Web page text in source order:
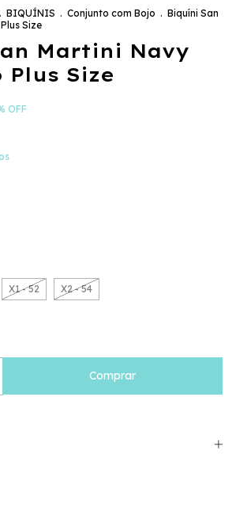
. BIQUÍNIS . Conjunto com Bojo . Biquíni San
Size
Martini Navy
Plus Size
OFF
X1 - 52 X2 - 54